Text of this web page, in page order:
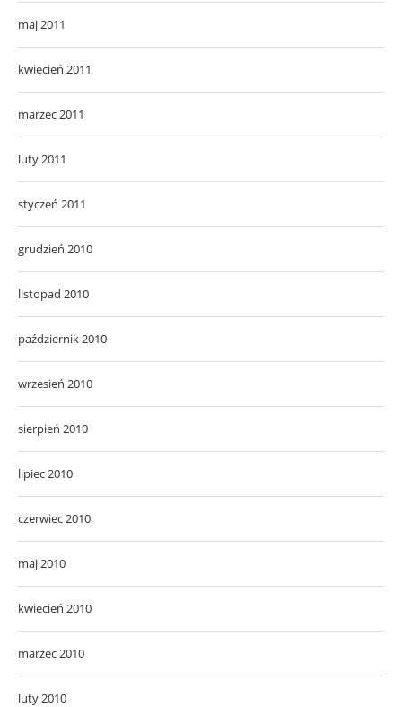
maj 2011
kwiecień 2011
marzec 2011
luty 2011
styczeń 2011
grudzień 2010
listopad 2010
październik 2010
wrzesień 2010
sierpień 2010
lipiec 2010
czerwiec 2010
maj 2010
kwiecień 2010
marzec 2010
luty 2010